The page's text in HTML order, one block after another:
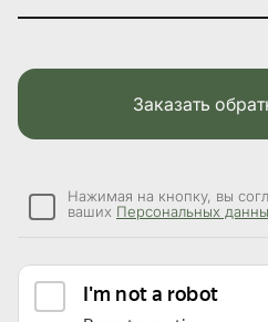
Заказать
Нажимая на кнопку, вы
ваших Персональных